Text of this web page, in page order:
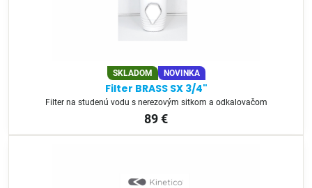
SKLADOM NOVINKA
Filter BRASS SX 3/4"
Filter na studenú vodu s nerezovým sitkom a odkalovačom
89 €